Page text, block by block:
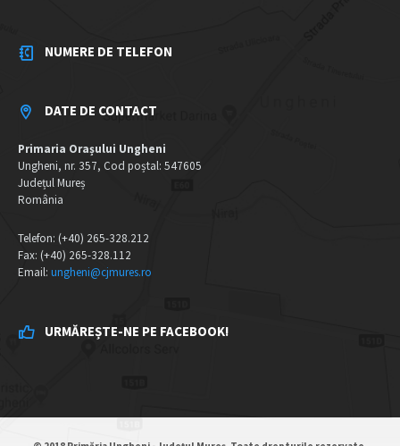
NUMERE DE TELEFON
DATE DE CONTACT
Primaria Orașului Ungheni
Ungheni, nr. 357, Cod poștal: 547605
Județul Mureș
România
Telefon: (+40) 265-328.212
Fax: (+40) 265-328.112
Email: ungheni@cjmures.ro
URMĂREȘTE-NE PE FACEBOOK!